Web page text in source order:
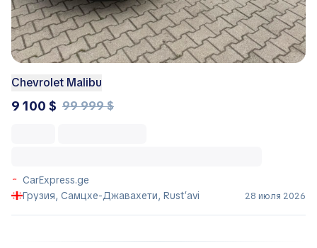
Chevrolet Malibu
9 100 $ 99 999 $
CarExpress.ge
Грузия, Самцхе-Джавахети, Rust’avi
28 июля 2026